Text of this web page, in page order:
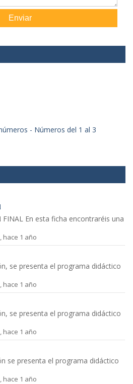
Enviar
- Números del 1 al 3
FINAL En esta ficha encontraréis una
hace 1 año
se presenta el programa didáctico
hace 1 año
se presenta el programa didáctico
hace 1 año
se presenta el programa didáctico
hace 1 año